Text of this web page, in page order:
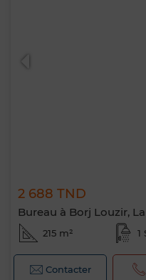
2 688 TND
Bureau à Borj Louzir,
215 m² 1
Contacter